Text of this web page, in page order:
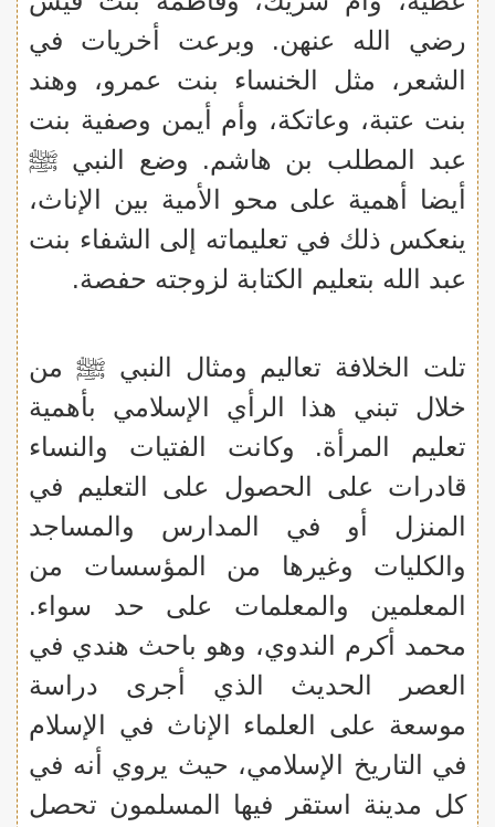
رضي الله عنهن. وبرعت أخريات في
الشعر، مثل الخنساء بنت عمرو، وهند
بنت عتبة، وعاتكة، وأم أيمن وصفية بنت
عبد المطلب بن هاشم. وضع النبي ﷺ
أيضا أهمية على محو الأمية بين الإناث،
ينعكس ذلك في تعليماته إلى الشفاء بنت
عبد الله بتعليم الكتابة لزوجته حفصة.
تلت الخلافة تعاليم ومثال النبي ﷺ من
خلال تبني هذا الرأي الإسلامي بأهمية
تعليم المرأة. وكانت الفتيات والنساء
قادرات على الحصول على التعليم في
المنزل أو في المدارس والمساجد
والكليات وغيرها من المؤسسات من
المعلمين والمعلمات على حد سواء.
محمد أكرم الندوي، وهو باحث هندي في
العصر الحديث الذي أجرى دراسة
موسعة على العلماء الإناث في الإسلام
في التاريخ الإسلامي، حيث يروي أنه في
كل مدينة استقر فيها المسلمون تحصل